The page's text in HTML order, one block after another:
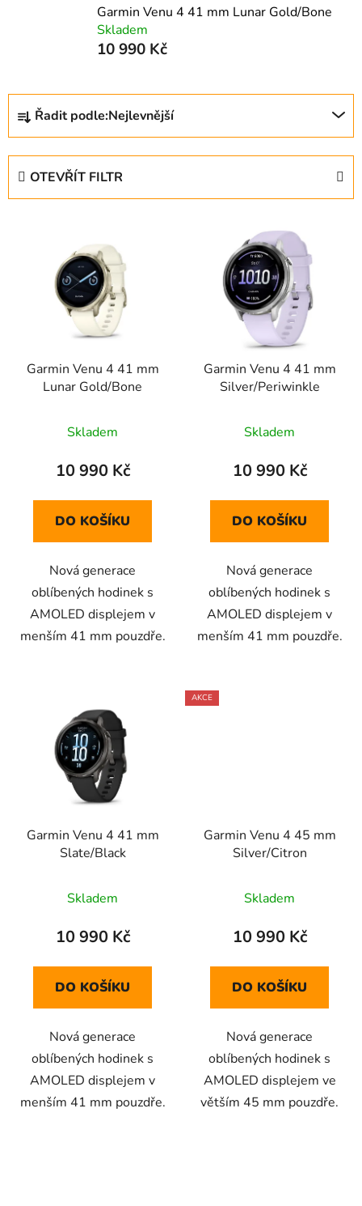
Garmin Venu 4 41 mm Lunar Gold/Bone
Skladem
10 990 Kč
Ř
z
Řadit podle:Nejlevnější
OTEVŘÍT FILTR
Garmin Venu 4 41 mm
Lunar Gold/Bone
Skladem
10 990 Kč
DO KOŠÍKU
Nová generace
oblíbených hodinek s
AMOLED displejem v
menším 41 mm pouzdře.
Garmin Venu 4 41 mm
Silver/Periwinkle
Skladem
10 990 Kč
DO KOŠÍKU
Nová generace
oblíbených hodinek s
AMOLED displejem v
menším 41 mm pouzdře.
Garmin Venu 4 41 mm
Slate/Black
Skladem
10 990 Kč
DO KOŠÍKU
Nová generace
oblíbených hodinek s
AMOLED displejem v
menším 41 mm pouzdře.
AKCE
Garmin Venu 4 45 mm
Silver/Citron
Skladem
10 990 Kč
DO KOŠÍKU
Nová generace
oblíbených hodinek s
AMOLED displejem ve
větším 45 mm pouzdře.